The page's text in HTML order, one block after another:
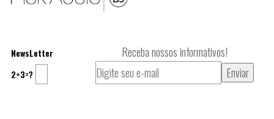
NewsLetter Receba nossos informativos!
2+3=?